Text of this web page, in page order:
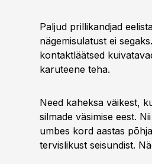
Paljud prillikandjad
nägemisulatust ei
kontaktläätsed
karuteene teha.
Need kaheksa väikest,
silmade väsimise eest.
umbes kord aastas
tervislikust seisundist.